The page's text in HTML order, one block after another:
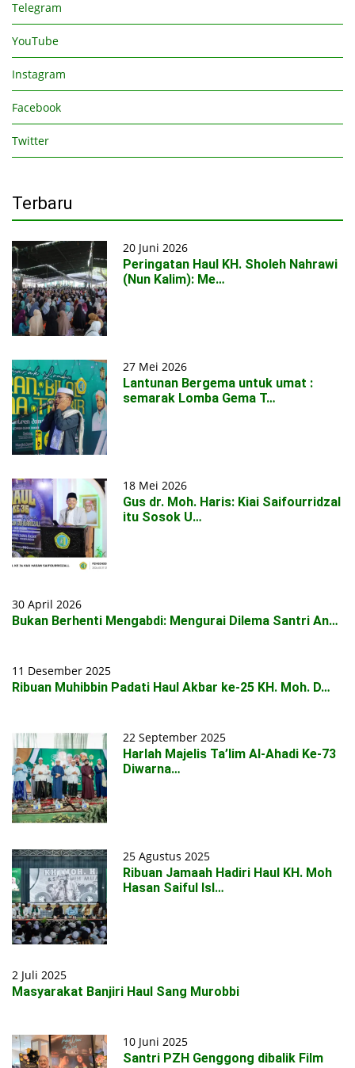
Telegram
YouTube
Instagram
Facebook
Twitter
Terbaru
20 Juni 2026
Peringatan Haul KH. Sholeh Nahrawi
(Nun Kalim): Me…
27 Mei 2026
Lantunan Bergema untuk umat :
semarak Lomba Gema T…
18 Mei 2026
Gus dr. Moh. Haris: Kiai Saifourridzal
itu Sosok U…
30 April 2026
Bukan Berhenti Mengabdi: Mengurai Dilema Santri An…
11 Desember 2025
Ribuan Muhibbin Padati Haul Akbar ke-25 KH. Moh. D…
22 September 2025
Harlah Majelis Ta’lim Al-Ahadi Ke-73
Diwarna…
25 Agustus 2025
Ribuan Jamaah Hadiri Haul KH. Moh
Hasan Saiful Isl…
2 Juli 2025
Masyarakat Banjiri Haul Sang Murobbi
10 Juni 2025
Santri PZH Genggong dibalik Film